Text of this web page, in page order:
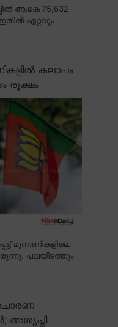
ആകെ 75,632
ഏറ്റവും
കലാപം
രൂക്ഷം
മുന്നണികളിലെ
പലയിടത്തും
അതൃപ്തി